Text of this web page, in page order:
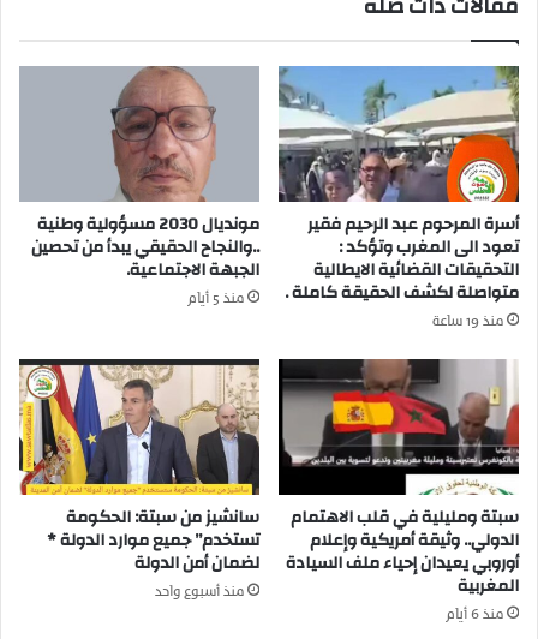
ح
ن
ا
ل
ت
ك
م
ا
ي
م
ش
ي
ش
ا
و
ة
أسرة المرحوم عبد الرحيم فقير
تعود الى المغرب وتؤكد :
التحقيقات القضائية الايطالية
متواصلة لكشف الحقيقة كاملة .
منذ 19 ساعة
مونديال 2030 مسؤولية وطنية
..والنجاح الحقيقي يبدأ من تحصين
الجبهة الاجتماعية.
منذ 5 أيام
سبتة ومليلية في قلب الاهتمام
الدولي.. وثيقة أمريكية وإعلام
أوروبي يعيدان إحياء ملف السيادة
المغربية
منذ 6 أيام
سانشيز من سبتة: الحكومة
تستخدم” جميع موارد الدولة *
لضمان أمن الدولة
منذ أسبوع واحد